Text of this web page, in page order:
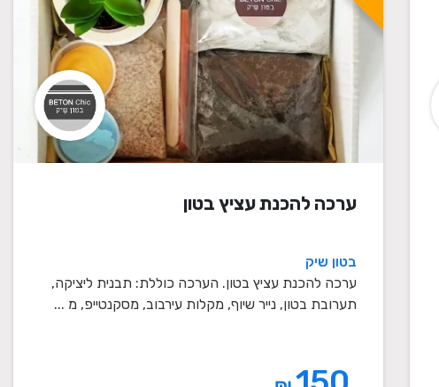
ערכה להכנת עציץ בטון
בטון שיק
ערכה להכנת עציץ בטון. הערכה כוללת: תבנית ליציקה,
תערובת בטון, נייר שיוף, מקלות עירבוב, מסקנטייפ, מ ...